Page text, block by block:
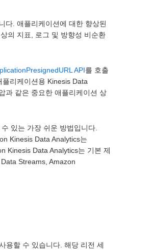
다. 애플리케이션에 대한 향상된
의 지표, 로그 및 방향성 비순환
API를 호출
리케이션용 Kinesis Data
과 같은 중요한 애플리케이션 상
있는 가장 쉬운 방법입니다.
Kinesis Data Analytics는
Kinesis Data Analytics는 기본 제
Streams, Amazon
용할 수 있습니다. 해당 리전 세